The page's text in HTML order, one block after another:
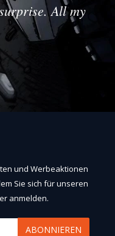
All my
und Werbeaktionen
Sie sich für unseren
anmelden.
ABONNIEREN